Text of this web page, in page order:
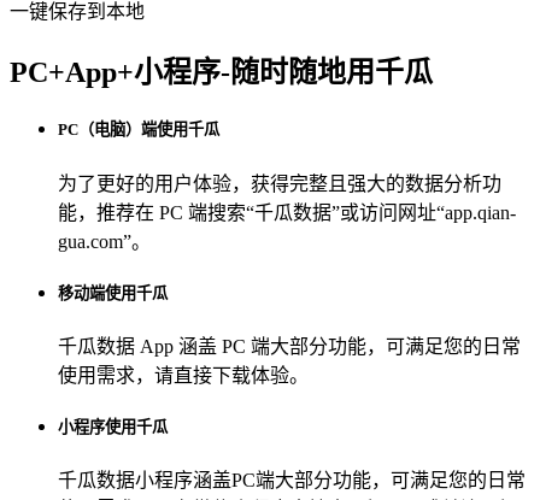
一键保存到本地
PC+App+小程序-随时随地用千瓜
PC（电脑）端使用千瓜
为了更好的用户体验，获得完整且强大的数据分析功
能，推荐在 PC 端搜索“千瓜数据”或访问网址“app.qian-
gua.com”。
移动端使用千瓜
千瓜数据 App 涵盖 PC 端大部分功能，可满足您的日常
使用需求，请直接下载体验。
小程序使用千瓜
千瓜数据小程序涵盖PC端大部分功能，可满足您的日常